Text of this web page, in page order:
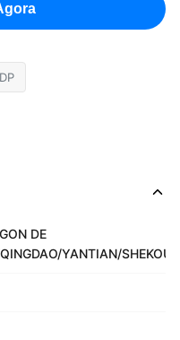
DE
YANTIAN/SHEKOU/